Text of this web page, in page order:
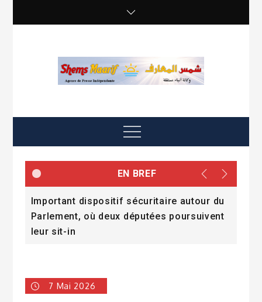
Menu
EN BREF
Important dispositif sécuritaire autour du
Parlement, où deux députées poursuivent
leur sit-in
7 Mai 2026